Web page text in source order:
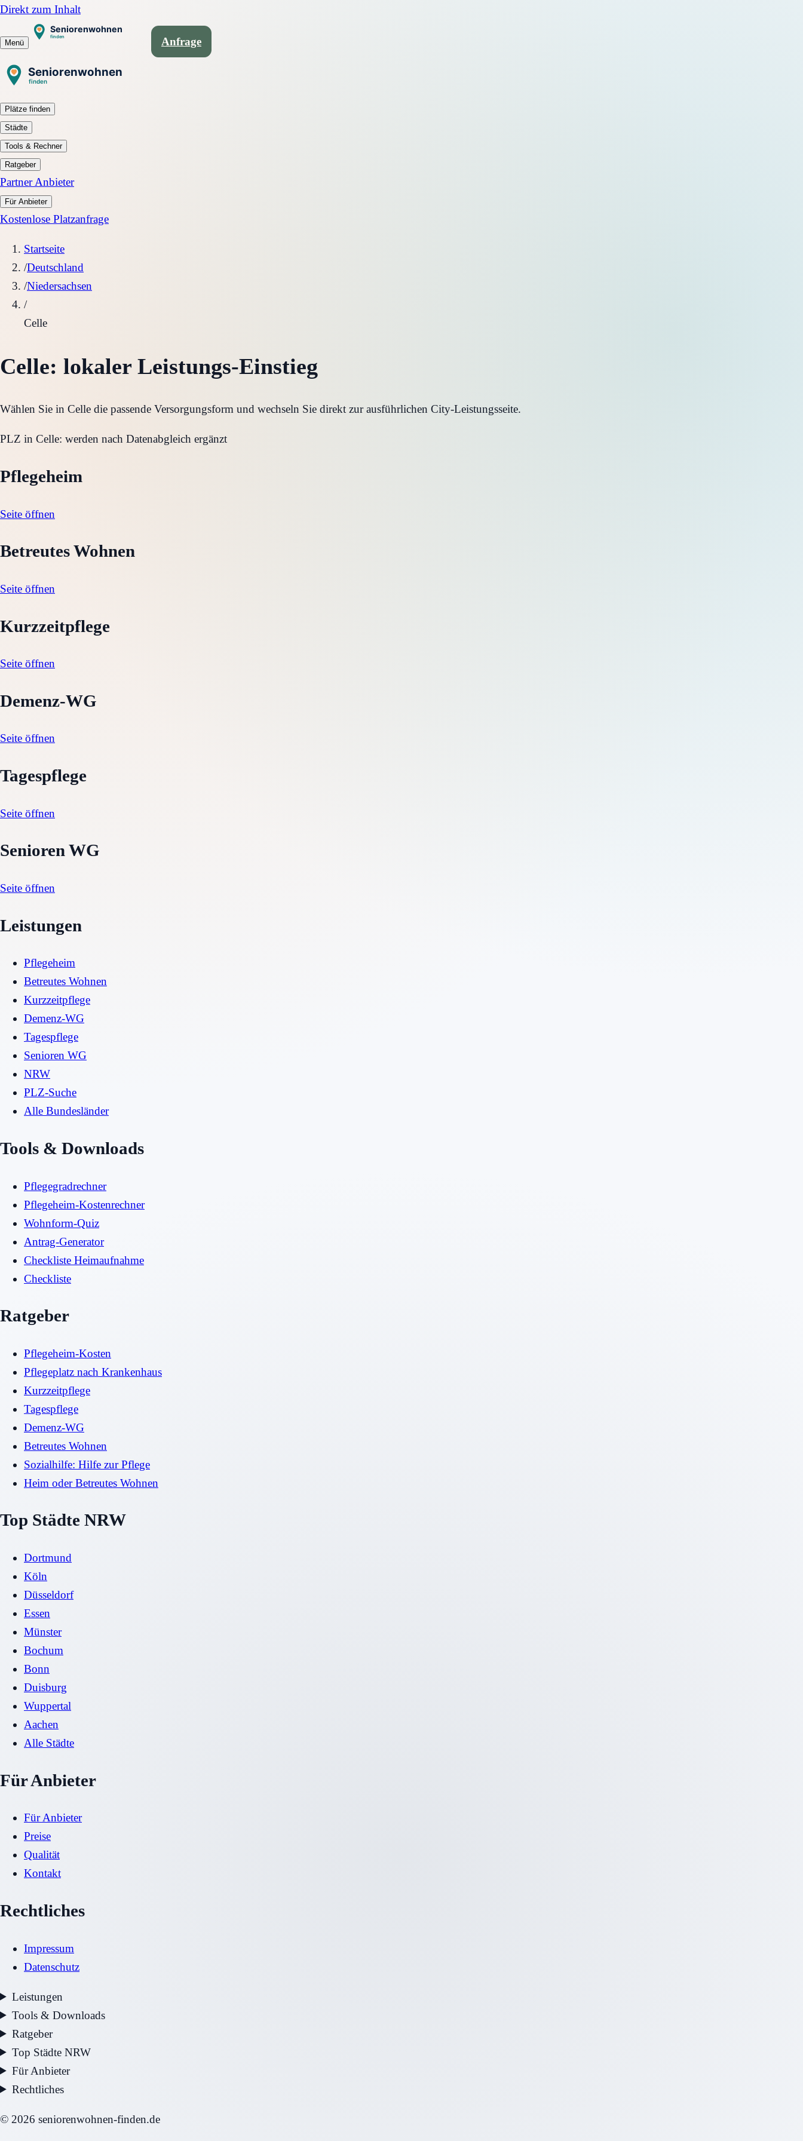
Direkt zum Inhalt
Menü Anfrage
Plätze finden
Städte
Tools & Rechner
Ratgeber
Partner Anbieter
Für Anbieter
Kostenlose Platzanfrage
Startseite
/Deutschland
/Niedersachsen
/
Celle
Celle: lokaler Leistungs-Einstieg
Wählen Sie in Celle die passende Versorgungsform und wechseln Sie direkt zur ausführlichen City-Leistungsseite.
PLZ in Celle: werden nach Datenabgleich ergänzt
Pflegeheim
Seite öffnen
Betreutes Wohnen
Seite öffnen
Kurzzeitpflege
Seite öffnen
Demenz-WG
Seite öffnen
Tagespflege
Seite öffnen
Senioren WG
Seite öffnen
Leistungen
Pflegeheim
Betreutes Wohnen
Kurzzeitpflege
Demenz-WG
Tagespflege
Senioren WG
NRW
PLZ-Suche
Alle Bundesländer
Tools & Downloads
Pflegegradrechner
Pflegeheim-Kostenrechner
Wohnform-Quiz
Antrag-Generator
Checkliste Heimaufnahme
Checkliste
Ratgeber
Pflegeheim-Kosten
Pflegeplatz nach Krankenhaus
Kurzzeitpflege
Tagespflege
Demenz-WG
Betreutes Wohnen
Sozialhilfe: Hilfe zur Pflege
Heim oder Betreutes Wohnen
Top Städte NRW
Dortmund
Köln
Düsseldorf
Essen
Münster
Bochum
Bonn
Duisburg
Wuppertal
Aachen
Alle Städte
Für Anbieter
Für Anbieter
Preise
Qualität
Kontakt
Rechtliches
Impressum
Datenschutz
Leistungen
Tools & Downloads
Ratgeber
Top Städte NRW
Für Anbieter
Rechtliches
© 2026 seniorenwohnen-finden.de